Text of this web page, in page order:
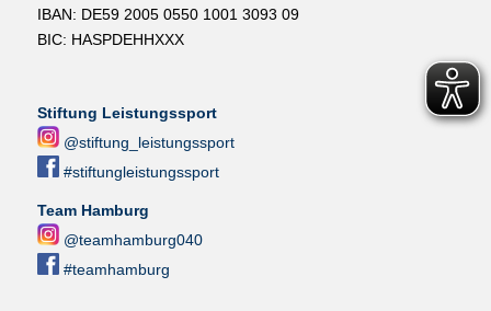
IBAN: DE59 2005 0550 1001 3093 09
BIC: HASPDEHHXXX
Stiftung Leistungssport
@stiftung_leistungssport
#stiftungleistungssport
Team Hamburg
@teamhamburg040
#teamhamburg